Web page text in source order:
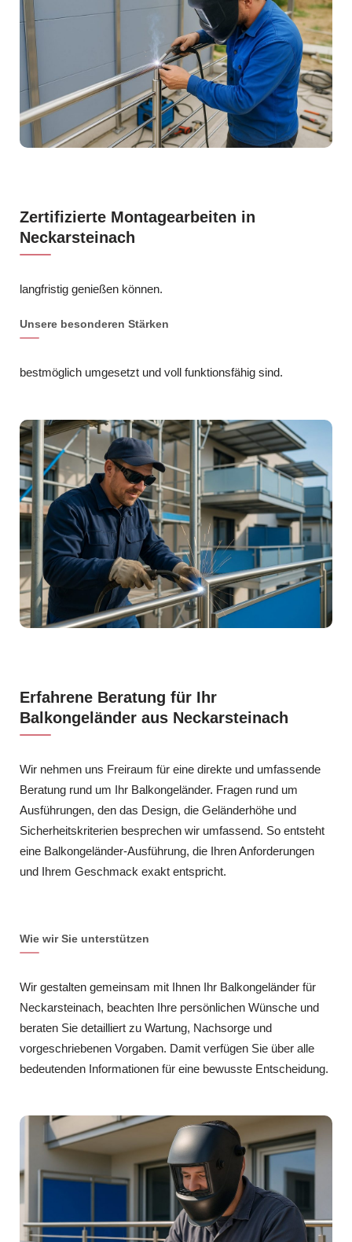
Zertifizierte Montagearbeiten in
Neckarsteinach
langfristig genießen können.
Unsere besonderen Stärken
bestmöglich umgesetzt und voll funktionsfähig sind.
Erfahrene Beratung für Ihr
Balkongeländer aus Neckarsteinach
Wir nehmen uns Freiraum für eine direkte und umfassende
Beratung rund um Ihr Balkongeländer. Fragen rund um
Ausführungen, den das Design, die Geländerhöhe und
Sicherheitskriterien besprechen wir umfassend. So entsteht
eine Balkongeländer-Ausführung, die Ihren Anforderungen
und Ihrem Geschmack exakt entspricht.
Wie wir Sie unterstützen
Wir gestalten gemeinsam mit Ihnen Ihr Balkongeländer für
Neckarsteinach, beachten Ihre persönlichen Wünsche und
beraten Sie detailliert zu Wartung, Nachsorge und
vorgeschriebenen Vorgaben. Damit verfügen Sie über alle
bedeutenden Informationen für eine bewusste Entscheidung.